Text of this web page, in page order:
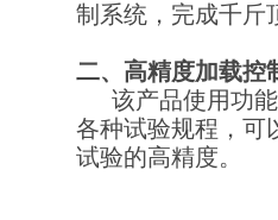
制系统，完成千斤
二、高精度加载控
该产品使用功能
各种试验规程，可
试验的高精度。